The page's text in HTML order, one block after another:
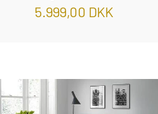
5.999,00 DKK